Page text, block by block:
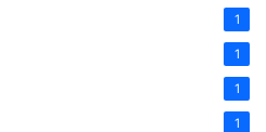
1
1
1
1